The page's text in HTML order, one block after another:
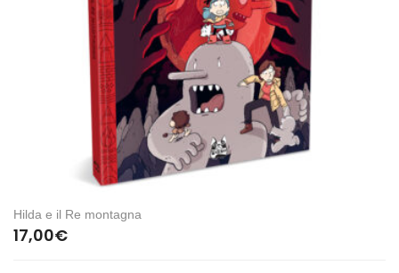
Hilda e il Re montagna
17,00€